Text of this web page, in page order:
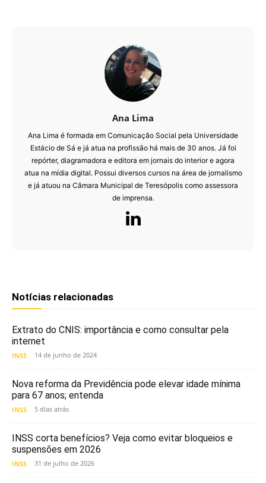
Ana Lima
Ana Lima é formada em Comunicação Social pela Universidade
Estácio de Sá e já atua na profissão há mais de 30 anos. Já foi
repórter, diagramadora e editora em jornais do interior e agora
atua na mídia digital. Possui diversos cursos na área de jornalismo
e já atuou na Câmara Municipal de Teresópolis como assessora
de imprensa.
Notícias relacionadas
Extrato do CNIS: importância e como consultar pela
internet
INSS 14 de junho de 2024
Nova reforma da Previdência pode elevar idade mínima
para 67 anos; entenda
INSS 5 dias atrás
INSS corta benefícios? Veja como evitar bloqueios e
suspensões em 2026
INSS 31 de julho de 2026